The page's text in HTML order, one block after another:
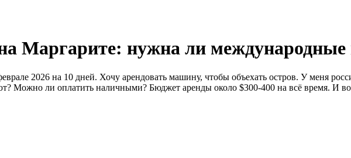
Маргарите: нужна ли международные
2026 на 10 дней. Хочу арендовать машину, чтобы объехать остров. У меня
Можно ли оплатить наличными? Бюджет аренды около $300-400 на всё время. И